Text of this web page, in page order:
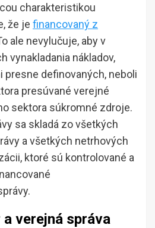
charakteristikou
že je financovaný z
ale nevylučuje, aby v
vynakladania nákladov,
presne definovaných, neboli
presúvané verejné
sektora súkromné zdroje.
sa skladá zo všetkých
a všetkých netrhových
ktoré sú kontrolované a
verejná správa